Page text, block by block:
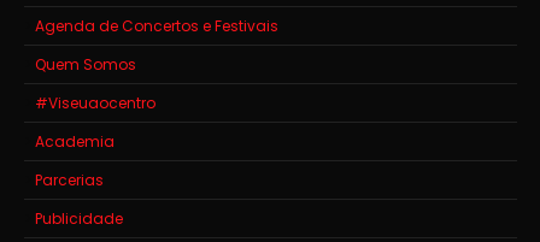
Agenda de Concertos e Festivais
Quem Somos
#Viseuaocentro
Academia
Parcerias
Publicidade